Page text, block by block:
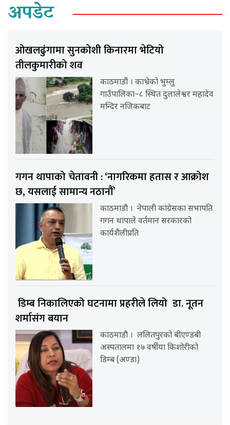
अपडेट
ओखलढुंगामा सुनकोशी किनारमा भेटियो
तीलकुमारीको शव
काठमाडौं । काभ्रेको भुम्लु
गाउँपालिका–८ स्थित दुलालेश्वर महादेव
मन्दिर नजिकबाट
गगन थापाको चेतावनी : ‘नागरिकमा हतास र आक्रोश
छ, यसलाई सामान्य नठानौं’
काठमाडौ । नेपाली कांग्रेसका सभापति
गगन थापाले वर्तमान सरकारको
कार्यशैलीप्रति
डिम्ब निकालिएको घटनामा प्रहरीले लियो डा. नूतन
शर्मासंग बयान
काठमाडौ । ललितपुरको बीएण्डबी
अस्पतालमा १७ वर्षीया किशोरीको
डिम्ब (अण्डा)